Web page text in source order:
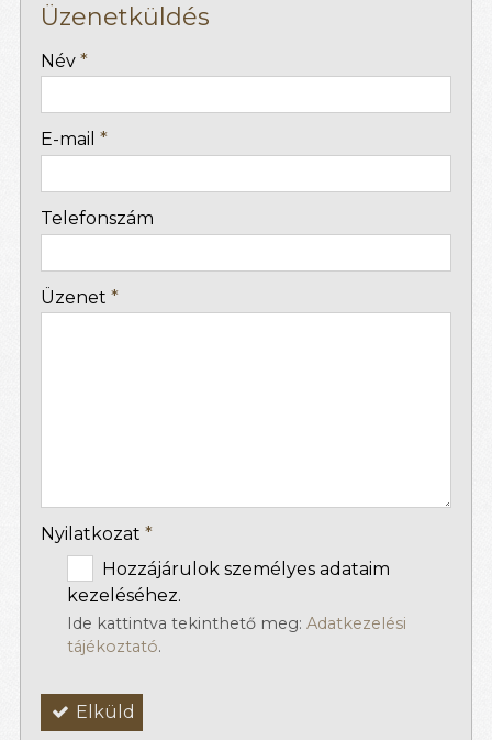
Üzenetküldés
-
Név *
E-mail *
Telefonszám
Üzenet *
Nyilatkozat *
Hozzájárulok személyes adataim
kezeléséhez.
Ide kattintva tekinthető meg: Adatkezelési
tájékoztató.
Elküld